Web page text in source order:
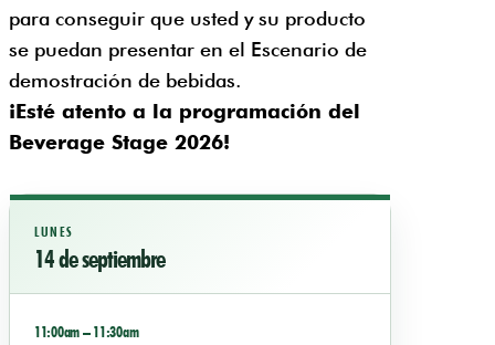
para conseguir que usted y su producto
se puedan presentar en el Escenario de
demostración de bebidas.
¡Esté atento a la programación del
Beverage Stage 2026!
LUNES
14 de septiembre
11:00am – 11:30am